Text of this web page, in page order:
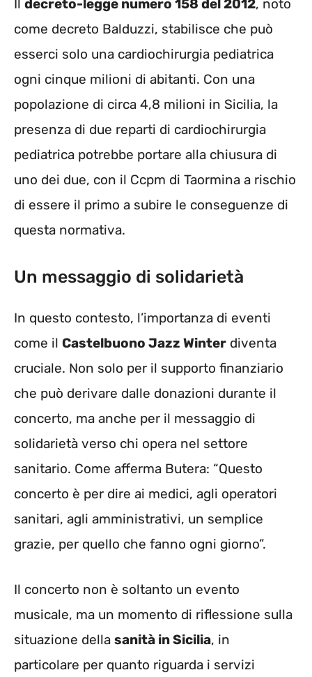
decreto-legge numero 158 del 2012, noto
come decreto Balduzzi, stabilisce che può
esserci solo una cardiochirurgia pediatrica
ogni cinque milioni di abitanti. Con una
popolazione di circa 4,8 milioni in Sicilia, la
presenza di due reparti di cardiochirurgia
pediatrica potrebbe portare alla chiusura di
uno dei due, con il Ccpm di Taormina a rischio
di essere il primo a subire le conseguenze di
questa normativa.
Un messaggio di solidarietà
In questo contesto, l’importanza di eventi
come il Castelbuono Jazz Winter diventa
cruciale. Non solo per il supporto finanziario
che può derivare dalle donazioni durante il
concerto, ma anche per il messaggio di
solidarietà verso chi opera nel settore
sanitario. Come afferma Butera: “Questo
concerto è per dire ai medici, agli operatori
sanitari, agli amministrativi, un semplice
grazie, per quello che fanno ogni giorno”.
Il concerto non è soltanto un evento
musicale, ma un momento di riflessione sulla
situazione della sanità in Sicilia, in
particolare per quanto riguarda i servizi